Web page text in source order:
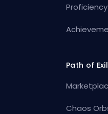
Path of
Chaos